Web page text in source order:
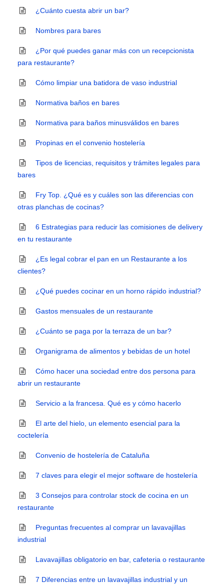
¿Cuánto cuesta abrir un bar?
Nombres para bares
¿Por qué puedes ganar más con un recepcionista
para restaurante?
Cómo limpiar una batidora de vaso industrial
Normativa baños en bares
Normativa para baños minusválidos en bares
Propinas en el convenio hostelería
Tipos de licencias, requisitos y trámites legales para
bares
Fry Top. ¿Qué es y cuáles son las diferencias con
otras planchas de cocinas?
6 Estrategias para reducir las comisiones de delivery
en tu restaurante
¿Es legal cobrar el pan en un Restaurante a los
clientes?
¿Qué puedes cocinar en un horno rápido industrial?
Gastos mensuales de un restaurante
¿Cuánto se paga por la terraza de un bar?
Organigrama de alimentos y bebidas de un hotel
Cómo hacer una sociedad entre dos persona para
abrir un restaurante
Servicio a la francesa. Qué es y cómo hacerlo
El arte del hielo, un elemento esencial para la
coctelería
Convenio de hostelería de Cataluña
7 claves para elegir el mejor software de hostelería
3 Consejos para controlar stock de cocina en un
restaurante
Preguntas frecuentes al comprar un lavavajillas
industrial
Lavavajillas obligatorio en bar, cafeteria o restaurante
7 Diferencias entre un lavavajillas industrial y un